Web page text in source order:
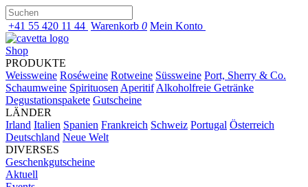
+41 55 420 11 44 Warenkorb 0 Mein Konto
Shop
PRODUKTE
Weissweine Roséweine Rotweine Süssweine Port, Sherry & Co.
Schaumweine Spirituosen Aperitif Alkoholfreie Getränke
Degustationspakete Gutscheine
LÄNDER
Irland Italien Spanien Frankreich Schweiz Portugal Österreich
Deutschland Neue Welt
DIVERSES
Geschenkgutscheine
Aktuell